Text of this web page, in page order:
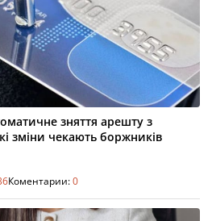
зняття арешту з
зміни чекають боржників
Коментарии:0